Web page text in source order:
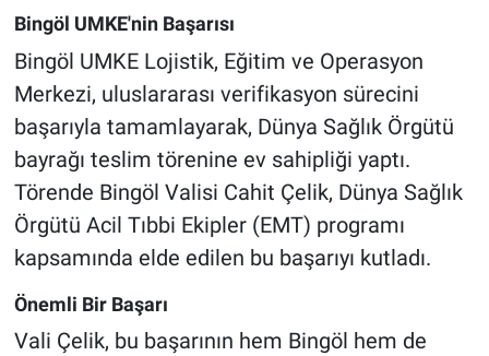
Bingöl UMKE'nin Başarısı
Bingöl UMKE Lojistik, Eğitim ve Operasyon
Merkezi, uluslararası verifikasyon sürecini
başarıyla tamamlayarak, Dünya Sağlık Örgütü
bayrağı teslim törenine ev sahipliği yaptı.
Törende Bingöl Valisi Cahit Çelik, Dünya Sağlık
Örgütü Acil Tıbbi Ekipler (EMT) programı
kapsamında elde edilen bu başarıyı kutladı.
Önemli Bir Başarı
Vali Çelik, bu başarının hem Bingöl hem de